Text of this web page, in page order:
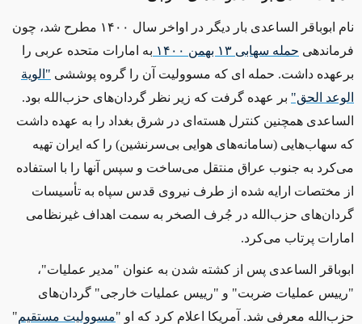
نام ابوباقر الساعدی بار دیگر در اواخر سال ۱۴۰۰ مطرح شد، چون
فرماندهی حمله سهابی ۱۳ بهمن ۱۴۰۰ به امارات متحده عربی را
برعهده داشت. حمله ای که مسوولیت آن را گروه پوششی "الوية
الوعد الحق" بر عهده گرفت که زیر نظر گردان‌های حزب‌الله بود.
الساعدی همچنین کنترل هسته‌ای در شرق بغداد را به عهده داشت
که سهاب‌هایی (سامانه‌های هوایی بی‌سرنشین) را که ایران تهیه
می‌کرد به جنوب عراق منتقل می‌ساخت و سپس آنها را با استفاده
از مختصات ارایه شده از طرف نیروی قدس سپاه به تأسیسات
گردان‌های حزب‌الله در جُرف الصخر به سمت اهداف غیرنظامی
امارات پرتاب می‌کرد.
ابوباقر الساعدی پس از کشته شدن به عنوان "مدیر عملیات"،
"رییس عملیات ضربت" و "رییس عملیات خارجی" گردان‌های
حزب‌الله معرفی شد. آمریکا اعلام کرد که او "مسوولیت مستقیم"